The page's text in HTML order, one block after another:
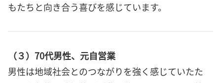
もたちと向き合う喜びを感じています。
（３）70代男性、元自営業
男性は地域社会とのつながりを強く感じていたた